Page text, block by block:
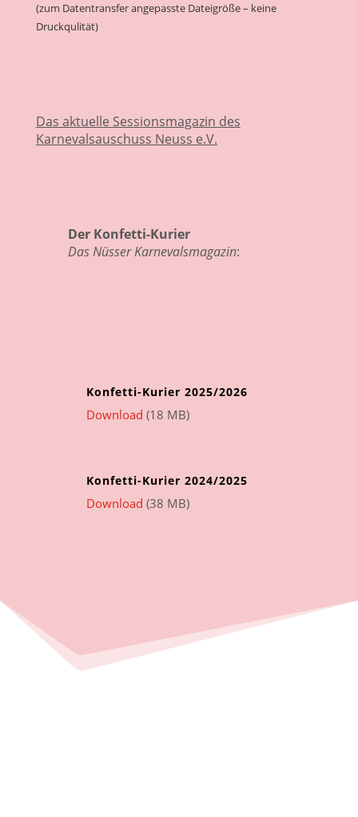
(zum Datentransfer angepasste Dateigröße – keine
Druckqulität)
Das aktuelle Sessionsmagazin des
Karnevalsauschuss Neuss e.V.
Der Konfetti-Kurier
Das Nüsser Karnevalsmagazin:
Konfetti-Kurier 2025/2026
Download (18 MB)
Konfetti-Kurier 2024/2025
Download (38 MB)